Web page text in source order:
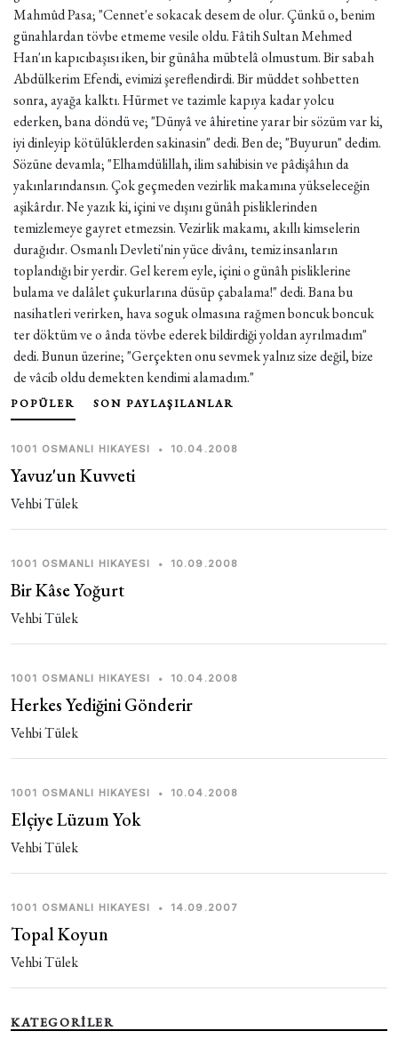
Mahmûd Pasa; "Cennet'e sokacak desem de olur. Çünkü o, benim
günahlardan tövbe etmeme vesile oldu. Fâtih Sultan Mehmed
Han'ın kapıcıbaşısı iken, bir günâha mübtelâ olmustum. Bir sabah
Abdülkerim Efendi, evimizi şereflendirdi. Bir müddet sohbetten
sonra, ayağa kalktı. Hürmet ve tazimle kapıya kadar yolcu
ederken, bana döndü ve; "Dünyâ ve âhiretine yarar bir sözüm var ki,
iyi dinleyip kötülüklerden sakinasin" dedi. Ben de; "Buyurun" dedim.
Sözüne devamla; "Elhamdülillah, ilim sahibisin ve pâdişâhın da
yakınlarındansın. Çok geçmeden vezirlik makamına yükseleceğin
aşikârdır. Ne yazık ki, içini ve dışını günâh pisliklerinden
temizlemeye gayret etmezsin. Vezirlik makamı, akıllı kimselerin
durağıdır. Osmanlı Devleti'nin yüce divânı, temiz insanların
toplandığı bir yerdir. Gel kerem eyle, içini o günâh pisliklerine
bulama ve dalâlet çukurlarına düsüp çabalama!" dedi. Bana bu
nasihatleri verirken, hava soguk olmasına rağmen boncuk boncuk
ter döktüm ve o ânda tövbe ederek bildirdiği yoldan ayrılmadım"
dedi. Bunun üzerine; "Gerçekten onu sevmek yalnız size değil, bize
de vâcib oldu demekten kendimi alamadım."
POPÜLER SON PAYLAŞILANLAR
1001 OSMANLI HIKAYESI • 10.04.2008
Yavuz'un Kuvveti
Vehbi Tülek
1001 OSMANLI HIKAYESI • 10.09.2008
Bir Kâse Yoğurt
Vehbi Tülek
1001 OSMANLI HIKAYESI • 10.04.2008
Herkes Yediğini Gönderir
Vehbi Tülek
1001 OSMANLI HIKAYESI • 10.04.2008
Elçiye Lüzum Yok
Vehbi Tülek
1001 OSMANLI HIKAYESI • 14.09.2007
Topal Koyun
Vehbi Tülek
KATEGORİLER